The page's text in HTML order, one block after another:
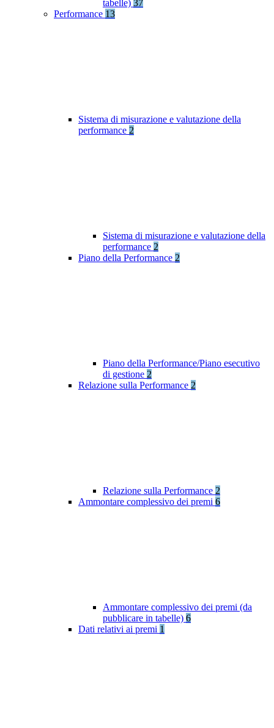
tabelle) 37
Performance 13
Sistema di misurazione e valutazione della
performance 2
Sistema di misurazione e valutazione della
performance 2
Piano della Performance 2
Piano della Performance/Piano esecutivo
di gestione 2
Relazione sulla Performance 2
Relazione sulla Performance 2
Ammontare complessivo dei premi 6
Ammontare complessivo dei premi (da
pubblicare in tabelle) 6
Dati relativi ai premi 1